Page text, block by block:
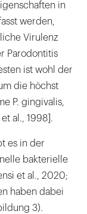
in
werden,
Virulenz
Parodontitis
ist wohl der
die höchst
P. gingivalis,
al., 1998].
es in der
bakterielle
et al., 2020;
haben dabei
3).